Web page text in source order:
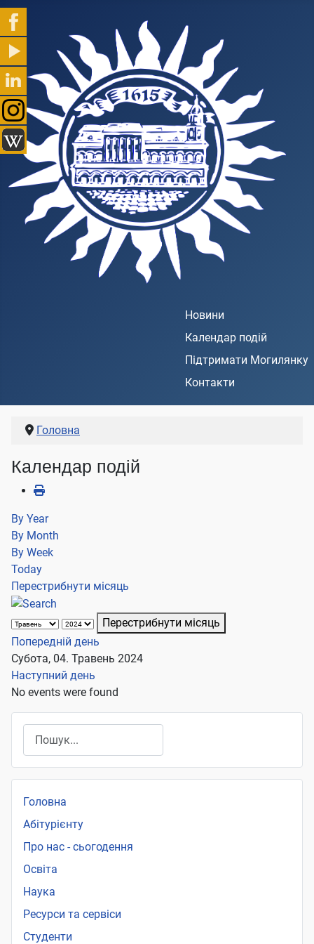
Новини
Календар подій
Підтримати Могилянку
Контакти
Головна
Календар подій
By Year
By Month
By Week
Today
Перестрибнути місяць
Перестрибнути місяць
Попередній день
Субота, 04. Травень 2024
Наступний день
No events were found
Головна
Абітурієнту
Про нас - сьогодення
Освіта
Наука
Ресурси та сервіси
Студенти